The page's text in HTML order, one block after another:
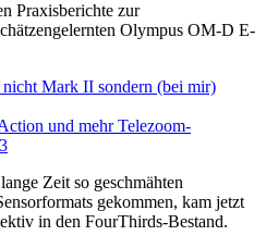
Praxisberichte zur
Olympus OM-D E-
Mark II sondern (bei mir)
und mehr Telezoom-
Zeit so geschmähten
gekommen, kam jetzt
in den FourThirds-Bestand.